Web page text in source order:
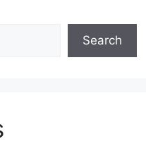
Search